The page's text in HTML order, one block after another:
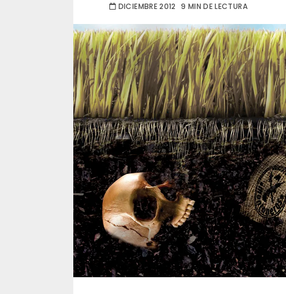
DICIEMBRE 2012 9 MIN DE LECTURA